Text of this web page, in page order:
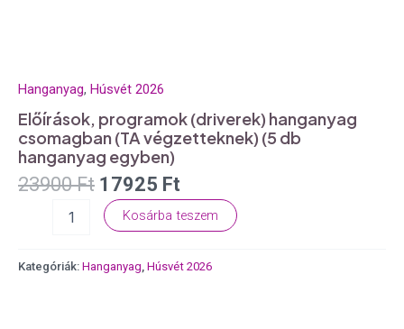
Hanganyag, Húsvét 2026
Előírások, programok (driverek) hanganyag
csomagban (TA végzetteknek) (5 db
hanganyag egyben)
23900Ft 17925 Ft
Kosárba teszem
Kategóriák: Hanganyag Húsvét 2026